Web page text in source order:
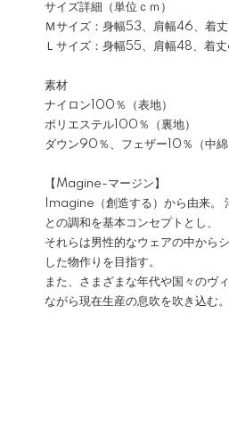
サイズ詳細（単位ｃｍ）
Ｍサイズ：身幅53、肩幅46、着
Ｌサイズ：身幅55、肩幅48、着
素材
ナイロン100％（表地）
ポリエステル100％（裏地）
ダウン90％、フェザー10％（中綿
【Magine-マージン】
Imagine（創造する）から由来。
との調和を基本コンセプトとし、
それらは男性的なウェアの中から
した物作りを目指す。
また、さまざまな年代や国々のヴ
ながら現在生産の息吹を吹き込む。